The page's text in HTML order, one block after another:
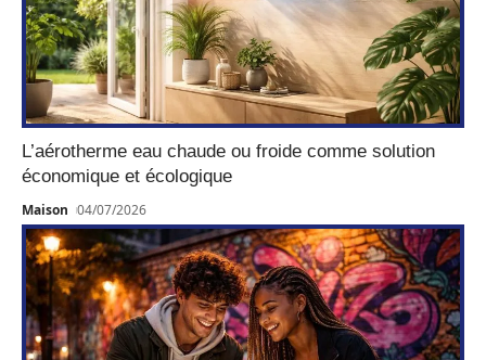
L’aérotherme eau chaude ou froide comme solution
économique et écologique
Maison 04/07/2026